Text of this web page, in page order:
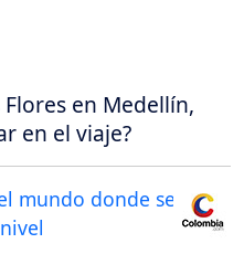
Flores en Medellín,
en el viaje?